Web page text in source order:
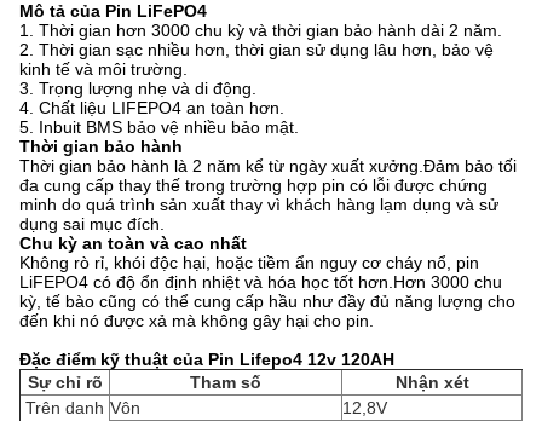
Mô tả của Pin LiFePO4
1. Thời gian hơn 3000 chu kỳ và thời gian bảo hành dài 2 năm.
2. Thời gian sạc nhiều hơn, thời gian sử dụng lâu hơn, bảo vệ
kinh tế và môi trường.
3. Trọng lượng nhẹ và di động.
4. Chất liệu LIFEPO4 an toàn hơn.
5. Inbuit BMS bảo vệ nhiều bảo mật.
Thời gian bảo hành
Thời gian bảo hành là 2 năm kể từ ngày xuất xưởng.Đảm bảo tối
đa cung cấp thay thế trong trường hợp pin có lỗi được chứng
minh do quá trình sản xuất thay vì khách hàng lạm dụng và sử
dụng sai mục đích.
Chu kỳ an toàn và cao nhất
Không rò rỉ, khói độc hại, hoặc tiềm ẩn nguy cơ cháy nổ, pin
LiFEPO4 có độ ổn định nhiệt và hóa học tốt hơn.Hơn 3000 chu
kỳ, tế bào cũng có thể cung cấp hầu như đầy đủ năng lượng cho
đến khi nó được xả mà không gây hại cho pin.
Đặc điểm kỹ thuật của Pin Lifepo4 12v 120AH
Sự chỉ rõ
Tham số
Nhận xét
Trên danh Vôn
12,8V